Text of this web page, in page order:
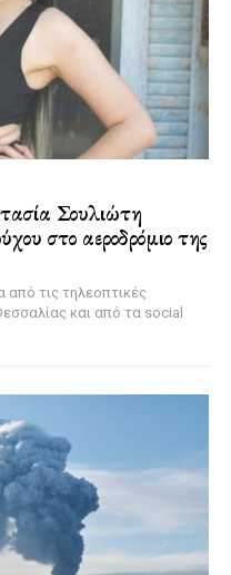
Σουλιώτη
στο αεροδρόμιο της
τις τηλεοπτικές
και από τα social